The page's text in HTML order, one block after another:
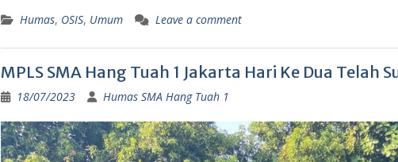
Humas, OSIS, Umum Leave a comment
MPLS SMA Hang Tuah 1 Jakarta Hari Ke Dua Telah
18/07/2023 Humas SMA Hang Tuah 1